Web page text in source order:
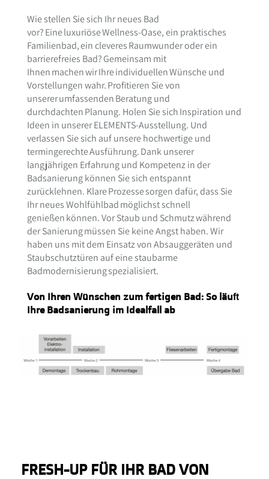
Wie stellen Sie sich Ihr neues Bad
vor? Eine luxuriöse Wellness-Oase, ein praktisches
Familienbad, ein cleveres Raumwunder oder ein
barrierefreies Bad? Gemeinsam mit
Ihnen machen wir Ihre individuellen Wünsche und
Vorstellungen wahr. Profitieren Sie von
unserer umfassenden Beratung und
durchdachten Planung. Holen Sie sich Inspiration und
Ideen in unserer ELEMENTS-Ausstellung. Und
verlassen Sie sich auf unsere hochwertige und
termingerechte Ausführung. Dank unserer
langjährigen Erfahrung und Kompetenz in der
Badsanierung können Sie sich entspannt
zurücklehnen. Klare Prozesse sorgen dafür, dass Sie
Ihr neues Wohlfühlbad möglichst schnell
genießen können. Vor Staub und Schmutz während
der Sanierung müssen Sie keine Angst haben. Wir
haben uns mit dem Einsatz von Absauggeräten und
Staubschutztüren auf eine staubarme
Badmodernisierung spezialisiert.
Von Ihren Wünschen zum fertigen Bad: So läuft
Ihre Badsanierung im Idealfall ab
FRESH-UP FÜR IHR BAD VON